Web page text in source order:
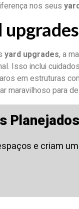
nos seus
yard upgrades, a
Isso inclui
em estruturas
maravilhoso para
e criam